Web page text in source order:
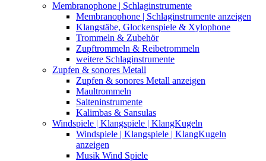
Membranophone | Schlaginstrumente
Membranophone | Schlaginstrumente anzeigen
Klangstäbe, Glockenspiele & Xylophone
Trommeln & Zubehör
Zupftrommeln & Reibetrommeln
weitere Schlaginstrumente
Zupfen & sonores Metall
Zupfen & sonores Metall anzeigen
Maultrommeln
Saiteninstrumente
Kalimbas & Sansulas
Windspiele | Klangspiele | KlangKugeln
Windspiele | Klangspiele | KlangKugeln
anzeigen
Musik Wind Spiele